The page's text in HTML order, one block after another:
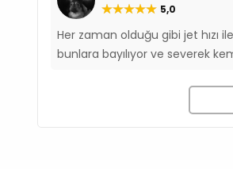
5,0
Her zaman olduğu gibi jet hızı
bunlara bayılıyor ve severek